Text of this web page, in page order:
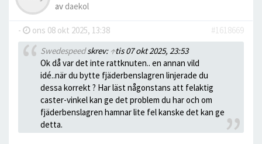
av daekol
- ons 08 okt 2025, 13:38
#1618669
Swedespeedskrev: ↑tis 07 okt 2025, 23:53
Ok då var det inte rattknuten.. en annan vild
idé..när du bytte fjäderbenslagren linjerade du
dessa korrekt ? Har läst någonstans att felaktig
caster-vinkel kan ge det problem du har och om
fjäderbenslagren hamnar lite fel kanske det kan ge
detta.